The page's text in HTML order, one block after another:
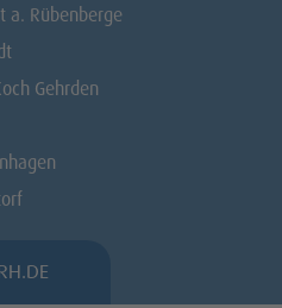
a. Rübenberge
Gehrden